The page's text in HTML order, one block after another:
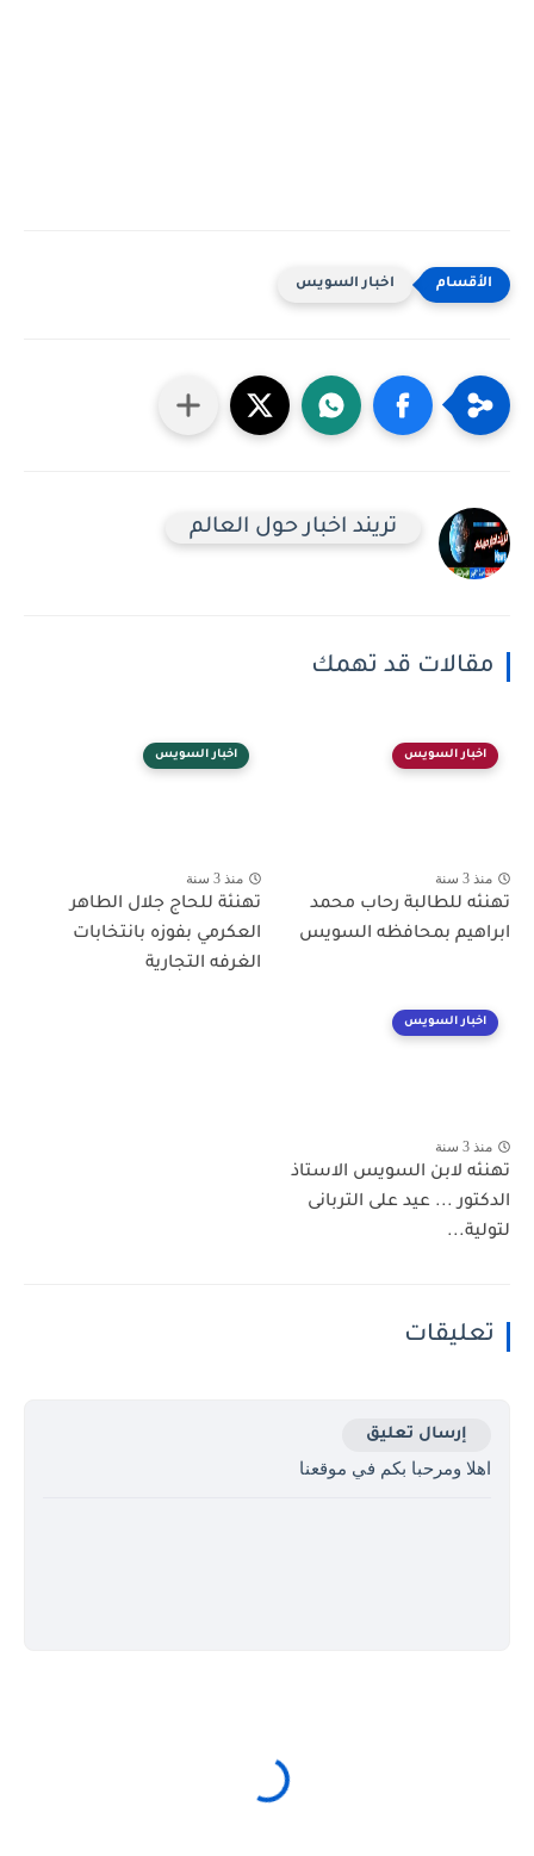
اخبار السويس
تريند اخبار حول العالم
مقالات قد تهمك
اخبار السويس
منذ 3 سنة
تهنئه للطالبة رحاب محمد
ابراهيم بمحافظه السويس
اخبار السويس
منذ 3 سنة
تهنئة للحاج جلال الطاهر
العكرمي بفوزه بانتخابات
الغرفه التجارية
اخبار السويس
منذ 3 سنة
تهنئه لابن السويس الاستاذ
الدكتور ... عيد على التربانى
لتولية...
تعليقات
إرسال تعليق
اهلا ومرحبا بكم في موقعنا